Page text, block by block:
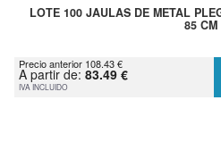
LOTE 100 JAULAS DE METAL
85 CM
Precio anterior 108.43 €
A partir de: 83.49 €
IVA INCLUIDO